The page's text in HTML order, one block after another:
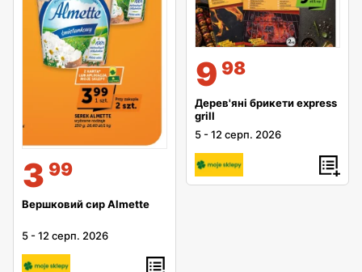
3 99
Вершковий сир Almette
5 -12 серп. 2026
9 98
Дерев'яні брикети express
grill
5 -12 серп. 2026